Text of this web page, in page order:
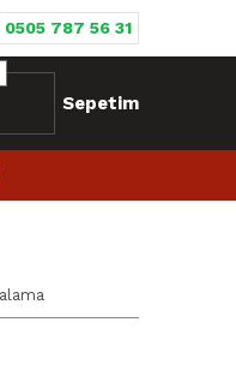
0505 787 56 31
Sepetim